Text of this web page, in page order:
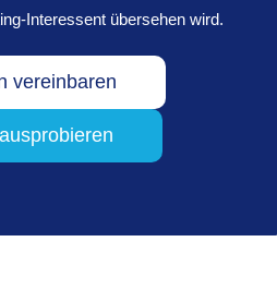
Interessent übersehen wird.
vereinbaren